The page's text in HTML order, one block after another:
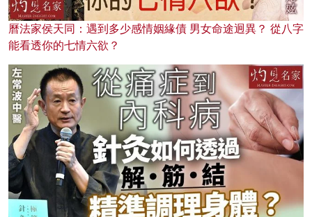
曆法家侯天同：遇到多少感情姻緣債 男女命途迥異？ 從八字
能看透你的七情六欲？